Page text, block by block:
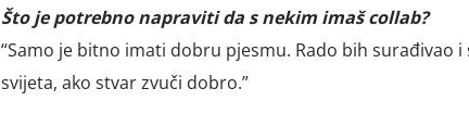
Što je potrebno napraviti da s nekim imaš collab?
“Samo je bitno imati dobru pjesmu. Rado bih surađivao
svijeta, ako stvar zvuči dobro.”